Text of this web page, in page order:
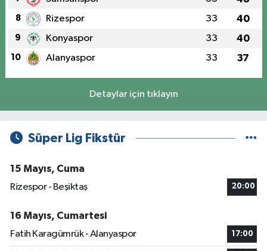
8 Rizespor 33 40
9 Konyaspor 33 40
10 Alanyaspor 33 37
Detaylar için tıklayın
Süper Lig Fikstür
15 Mayıs, Cuma
Rizespor - Beşiktaş
20:00
16 Mayıs, Cumartesi
Fatih Karagümrük - Alanyaspor
17:00